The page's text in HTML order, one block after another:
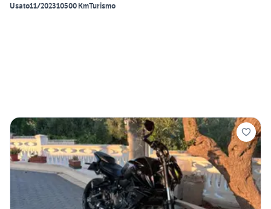
Usato11/202310500 KmTurismo